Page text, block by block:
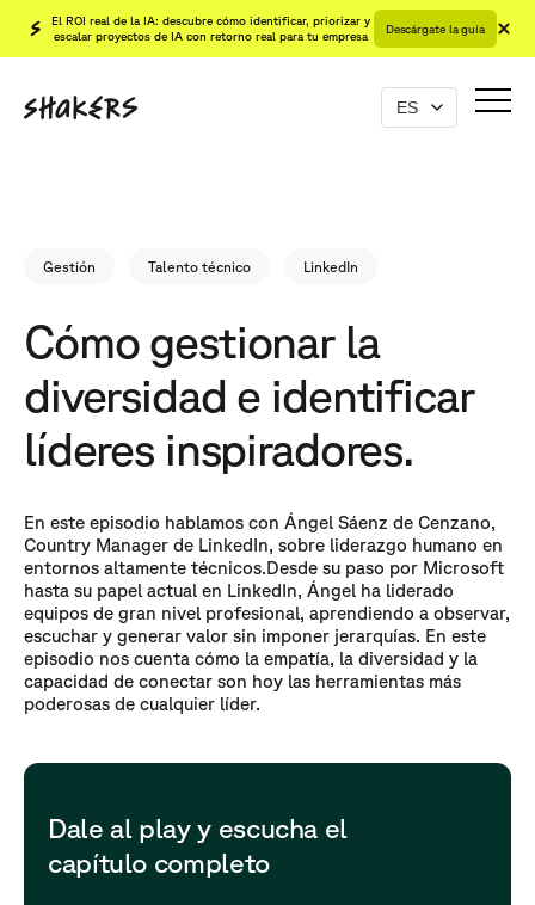
El ROI real de la IA: descubre cómo identificar, priorizar y
escalar proyectos de IA con retorno real para tu empresa
Descárgate la guía
Gestión Talento técnico LinkedIn
Cómo gestionar la
diversidad e identificar
líderes inspiradores.
En este episodio hablamos con Ángel Sáenz de Cenzano,
Country Manager de LinkedIn, sobre liderazgo humano en
entornos altamente técnicos.Desde su paso por Microsoft
hasta su papel actual en LinkedIn, Ángel ha liderado
equipos de gran nivel profesional, aprendiendo a observar,
escuchar y generar valor sin imponer jerarquías. En este
episodio nos cuenta cómo la empatía, la diversidad y la
capacidad de conectar son hoy las herramientas más
poderosas de cualquier líder.
Dale al play y escucha el
capítulo completo